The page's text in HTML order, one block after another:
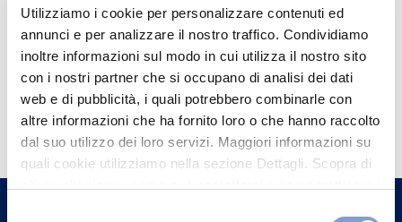
Utilizziamo i cookie per personalizzare contenuti ed
annunci e per analizzare il nostro traffico. Condividiamo
inoltre informazioni sul modo in cui utilizza il nostro sito
con i nostri partner che si occupano di analisi dei dati
web e di pubblicità, i quali potrebbero combinarle con
altre informazioni che ha fornito loro o che hanno raccolto
dal suo utilizzo dei loro servizi. Maggiori informazioni su
quali cookie utilizziamo nella sezione Dettagli. Scopra di
Hai bisogno di
informazioni?
Trova l'Agenzia più vicina a te e parla con
un nostro Agente.